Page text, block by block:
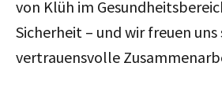
von Klüh im
Sicherheit – und wir freuen uns
vertrauensvolle